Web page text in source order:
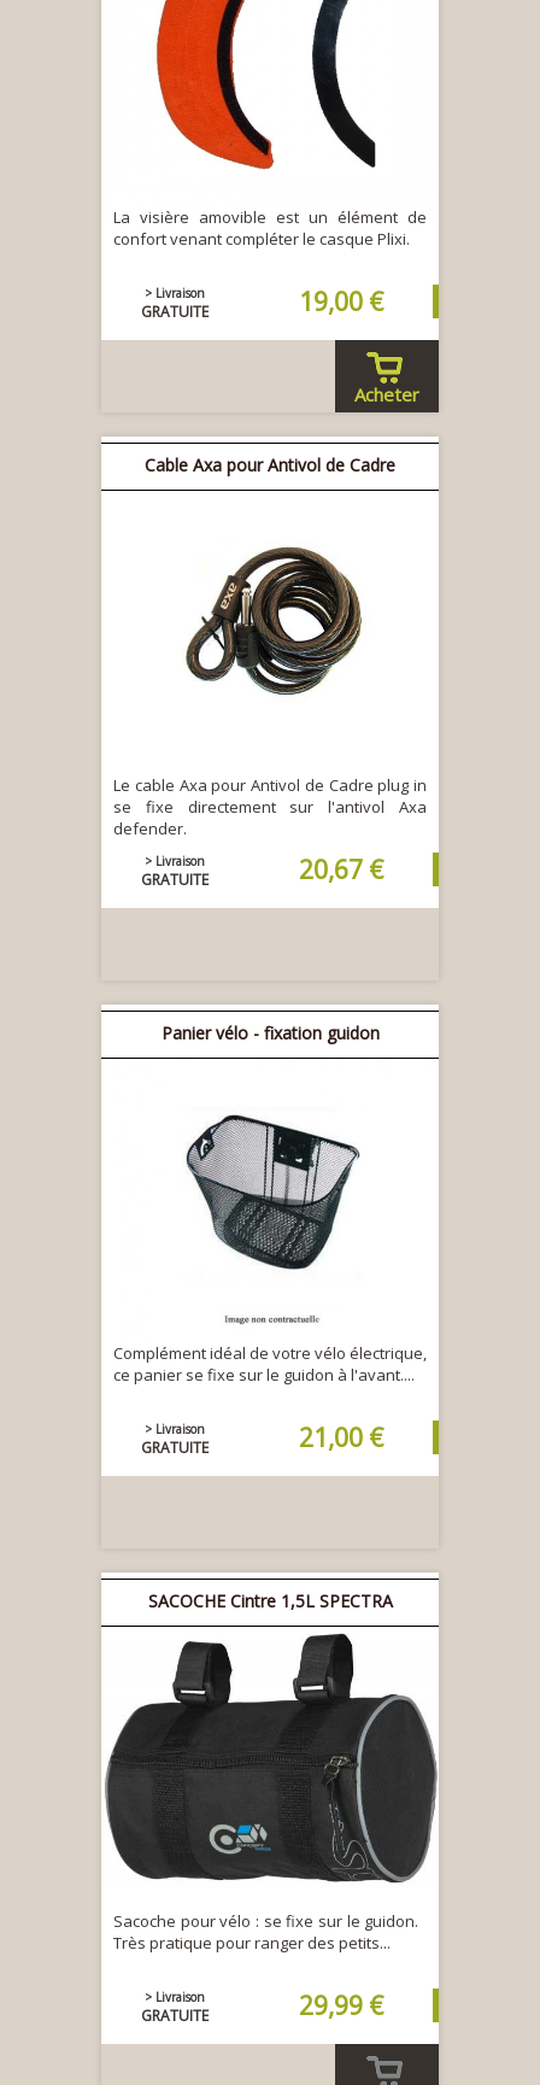
La visière amovible est un élément de
confort venant compléter le casque Plixi.
> Livraison
GRATUITE 19,00 €
Acheter
Cable Axa pour Antivol de Cadre
Le cable Axa pour Antivol de Cadre plug in
se fixe directement sur l'antivol Axa
defender.
> Livraison
GRATUITE 20,67 €
Panier vélo - fixation guidon
Complément idéal de votre vélo électrique,
ce panier se fixe sur le guidon à l'avant....
> Livraison
GRATUITE 21,00 €
SACOCHE Cintre 1,5L SPECTRA
Sacoche pour vélo : se fixe sur le guidon.
Très pratique pour ranger des petits...
> Livraison
GRATUITE 29,99 €